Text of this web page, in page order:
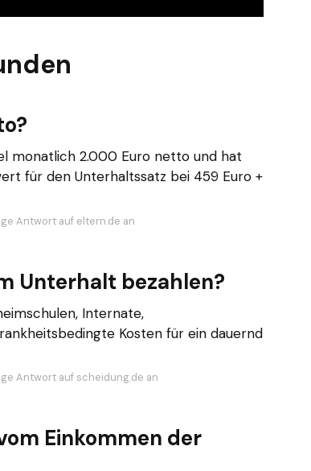
monatlich 2.000 Euro netto und hat
für den Unterhaltssatz bei 459 Euro +
Antwort auf eltern.de an
Unterhalt bezahlen?
Internate,
Kosten für ein dauernd
Antwort auf scheidung.de an
Einkommen der